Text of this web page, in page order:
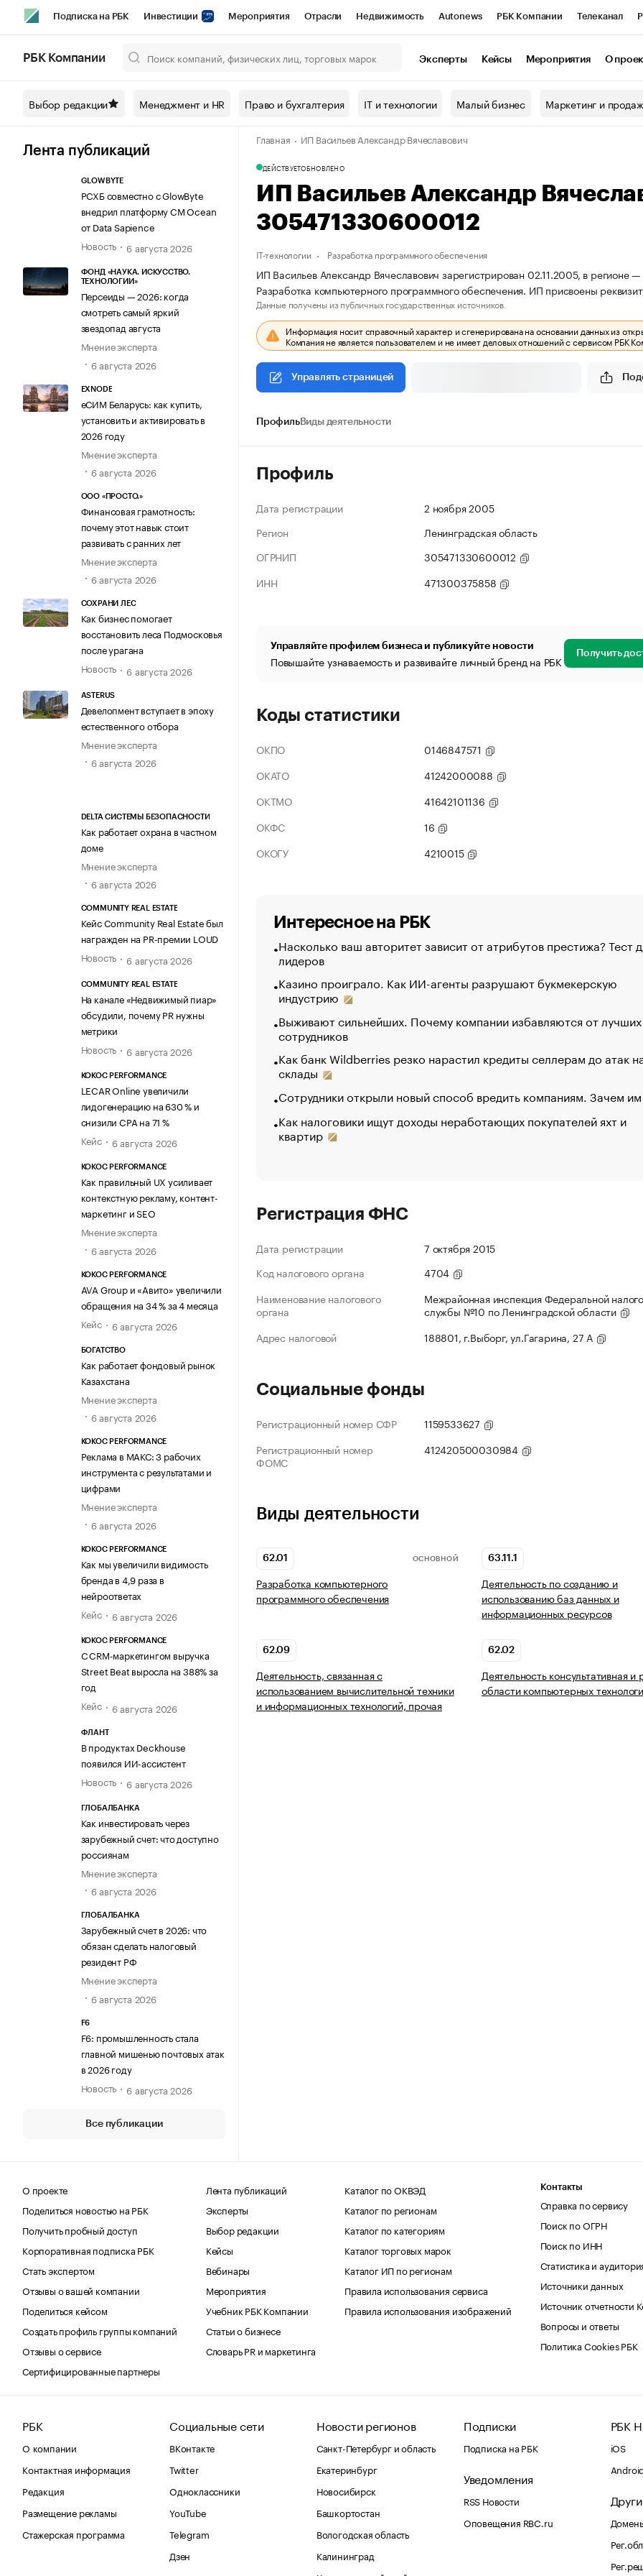
Подписка на РБК Инвестиции Мероприятия Отрасли Недвижимость Autonews РБК Компании Телеканал
Спецпроекты СПб Конференции СПб Спецпроекты Проверка контрагентов
Технологии и медиа Рынок наличной валюты
РБК Компании Эксперты Кейсы Мероприятия О
Выбор редакции Менеджмент и HR Право и бухгалтерия IT и технологии Малый бизнес Маркетинг и
Лента публикаций
GLOWBYTE
РСХБ совместно с GlowByte
внедрил платформу CM Ocean
от Data Sapience
Новость
6 августа 2026
ФОНД «НАУКА. ИСКУССТВО.
ТЕХНОЛОГИИ»
Персеиды — 2026: когда
смотреть самый яркий
звездопад августа
Мнение эксперта
6 августа 2026
EXNODE
еСИМ Беларусь: как купить,
установить и активировать в
2026 году
Мнение эксперта
6 августа 2026
ООО «ПРОСТО.»
Финансовая грамотность:
почему этот навык стоит
развивать с ранних лет
Мнение эксперта
6 августа 2026
СОХРАНИ ЛЕС
Как бизнес помогает
восстановить леса Подмосковья
после урагана
Новость
6 августа 2026
ASTERUS
Девелопмент вступает в эпоху
естественного отбора
Мнение эксперта
6 августа 2026
DELTA СИСТЕМЫ БЕЗОПАСНОСТИ
Как работает охрана в частном
доме
Мнение эксперта
6 августа 2026
COMMUNITY REAL ESTATE
Кейс Community Real Estate был
награжден на PR-премии LOUD
Новость
6 августа 2026
COMMUNITY REAL ESTATE
На канале «Недвижимый пиар»
обсудили, почему PR нужны
метрики
Новость
6 августа 2026
KOKOC PERFORMANCE
LECAR Online увеличили
лидогенерацию на 630 % и
снизили CPA на 71 %
Кейс
6 августа 2026
KOKOC PERFORMANCE
Как правильный UX усиливает
контекстную рекламу, контент-
маркетинг и SEO
Мнение эксперта
6 августа 2026
KOKOC PERFORMANCE
AVA Group и «Авито» увеличили
обращения на 34 % за 4 месяца
Кейс
6 августа 2026
БОГАТСТВО
Как работает фондовый рынок
Казахстана
Мнение эксперта
6 августа 2026
KOKOC PERFORMANCE
Реклама в МАКС: 3 рабочих
инструмента с результатами и
цифрами
Мнение эксперта
6 августа 2026
KOKOC PERFORMANCE
Как мы увеличили видимость
бренда в 4,9 раза в
нейроответах
Кейс
6 августа 2026
KOKOC PERFORMANCE
С CRM-маркетингом выручка
Street Beat выросла на 388% за
год
Кейс
6 августа 2026
ФЛАНТ
В продуктах Deckhouse
появился ИИ-ассистент
Новость
6 августа 2026
ГЛОБАЛБАНКА
Как инвестировать через
зарубежный счет: что доступно
россиянам
Мнение эксперта
6 августа 2026
ГЛОБАЛБАНКА
Зарубежный счет в 2026: что
обязан сделать налоговый
резидент РФ
Мнение эксперта
6 августа 2026
F6
F6: промышленность стала
главной мишенью почтовых атак
в 2026 году
Новость
6 августа 2026
Все публикации
Главная ИП Васильев Александр Вячеславович
ДЕЙСТВУЕТОБНОВЛЕНО
ИП Васильев Александр
305471330600012
IT-технологии Разработка программного обеспечения
ИП Васильев Александр Вячеславович зарегистрирован 02.11.2005, в регионе
Разработка компьютерного программного обеспечения. ИП присвоены
Данные получены из публичных государственных источников.
Информация носит справочный характер и сгенерирована на основании данных из
Компания не является пользователем и не имеет деловых отношений с сервисом РБК
Управлять страницей
ПрофильВиды деятельности
Профиль
Дата регистрации
2 ноября 2005
Регион
Ленинградская область
ОГРНИП
305471330600012
ИНН
471300375858
Управляйте профилем бизнеса и публикуйте новости
Повышайте узнаваемость и развивайте личный бренд на РБК Получить
Коды статистики
ОКПО
0146847571
ОКАТО
41242000088
ОКТМО
41642101136
ОКФС
16
ОКОГУ
4210015
Интересное на РБК
Насколько ваш авторитет зависит от атрибутов престижа? Тест
лидеров
Казино проиграло. Как ИИ-агенты разрушают букмекерскую
индустрию
Выживают сильнейших. Почему компании избавляются от лучших
сотрудников
Как банк Wildberries резко нарастил кредиты селлерам до атак
склады
Сотрудники открыли новый способ вредить компаниям. Зачем
Как налоговики ищут доходы неработающих покупателей яхт и
квартир
Регистрация ФНС
Дата регистрации
7 октября 2015
Код налогового органа
4704
Наименование налогового
органа
Межрайонная инспекция Федеральной
службы №10 по Ленинградской области
Адрес налоговой
188801, г.Выборг, ул.Гагарина, 27 А
Социальные фонды
Регистрационный номер СФР
1159533627
Регистрационный номер
ФОМС
412420500030984
Виды деятельности
62.01 ОСНОВНОЙ
Разработка компьютерного
программного обеспечения
63.11.1
Деятельность по созданию и
использованию баз данных и
информационных ресурсов
62.09
Деятельность, связанная с
использованием вычислительной техники
и информационных технологий, прочая
62.02
Деятельность консультативная и
области компьютерных
О проекте
Поделиться новостью на РБК
Получить пробный доступ
Корпоративная подписка РБК
Стать экспертом
Отзывы о вашей компании
Поделиться кейсом
Создать профиль группы компаний
Отзывы о сервисе
Сертифицированные партнеры
Лента публикаций
Эксперты
Выбор редакции
Кейсы
Вебинары
Мероприятия
Учебник РБК Компании
Статьи о бизнесе
Словарь PR и маркетинга
Каталог по ОКВЭД
Каталог по регионам
Каталог по категориям
Каталог торговых марок
Каталог ИП по регионам
Правила использования сервиса
Правила использования изображений
Контакты
Справка по сервису
Поиск по ОГРН
Поиск по ИНН
Статистика и
Источники данных
Источник отчетности
Вопросы и ответы
Политика Cookies РБК
РБК
О компании
Контактная информация
Редакция
Размещение рекламы
Стажерская программа
Социальные сети
ВКонтакте
Twitter
Одноклассники
YouTube
Telegram
Дзен
Новости регионов
Санкт-Петербург и область
Екатеринбург
Новосибирск
Башкортостан
Вологодская область
Калининград
Подписки
Подписка на РБК
Уведомления
RSS Новости
Оповещения RBC.ru
РБК
iOS